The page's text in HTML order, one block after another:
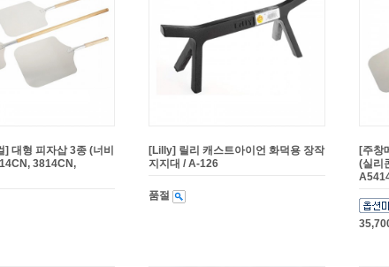
] 대형 피자삽 3종 (너비
3814CN,
[Lilly] 릴리 캐스트아이언 화덕용 장작
지지대 / A-126
품절
[주창
(실리